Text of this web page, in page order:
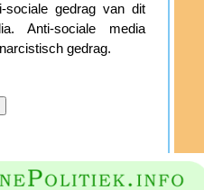
sociale gedrag van dit
Anti-sociale media
gedrag.